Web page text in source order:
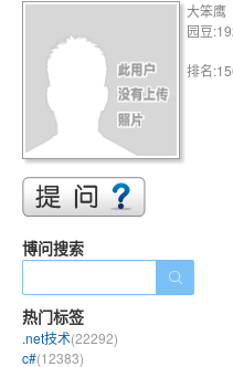
大笨鹰
园豆
排名
博问搜索
热门标签
.net技术(22292)
c#(12383)